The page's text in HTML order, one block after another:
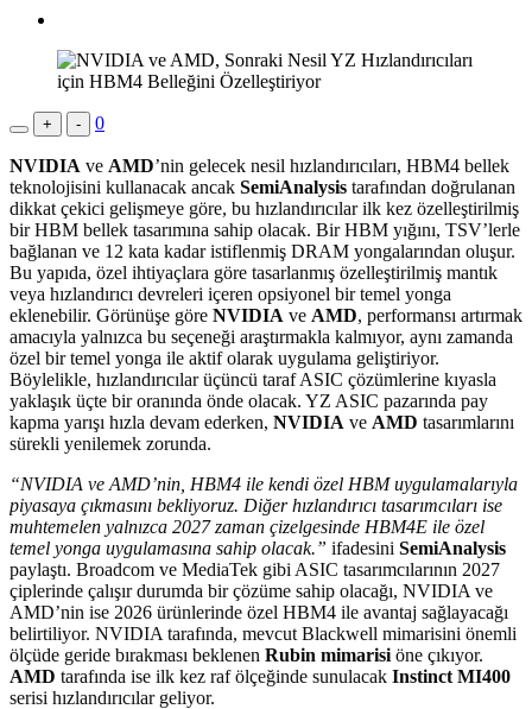
+ - 0
NVIDIA ve AMD’nin gelecek nesil hızlandırıcıları, HBM4 bellek
teknolojisini kullanacak ancak SemiAnalysis tarafından doğrulanan
dikkat çekici gelişmeye göre, bu hızlandırıcılar ilk kez özelleştirilmiş
bir HBM bellek tasarımına sahip olacak. Bir HBM yığını, TSV’lerle
bağlanan ve 12 kata kadar istiflenmiş DRAM yongalarından oluşur.
Bu yapıda, özel ihtiyaçlara göre tasarlanmış özelleştirilmiş mantık
veya hızlandırıcı devreleri içeren opsiyonel bir temel yonga
eklenebilir. Görünüşe göre NVIDIA ve AMD, performansı artırmak
amacıyla yalnızca bu seçeneği araştırmakla kalmıyor, aynı zamanda
özel bir temel yonga ile aktif olarak uygulama geliştiriyor.
Böylelikle, hızlandırıcılar üçüncü taraf ASIC çözümlerine kıyasla
yaklaşık üçte bir oranında önde olacak. YZ ASIC pazarında pay
kapma yarışı hızla devam ederken, NVIDIA ve AMD tasarımlarını
sürekli yenilemek zorunda.
“NVIDIA ve AMD’nin, HBM4 ile kendi özel HBM uygulamalarıyla
piyasaya çıkmasını bekliyoruz. Diğer hızlandırıcı tasarımcıları ise
muhtemelen yalnızca 2027 zaman çizelgesinde HBM4E ile özel
temel yonga uygulamasına sahip olacak.” ifadesini SemiAnalysis
paylaştı. Broadcom ve MediaTek gibi ASIC tasarımcılarının 2027
çiplerinde çalışır durumda bir çözüme sahip olacağı, NVIDIA ve
AMD’nin ise 2026 ürünlerinde özel HBM4 ile avantaj sağlayacağı
belirtiliyor. NVIDIA tarafında, mevcut Blackwell mimarisini önemli
ölçüde geride bırakması beklenen Rubin mimarisi öne çıkıyor.
AMD tarafında ise ilk kez raf ölçeğinde sunulacak Instinct MI400
serisi hızlandırıcılar geliyor.